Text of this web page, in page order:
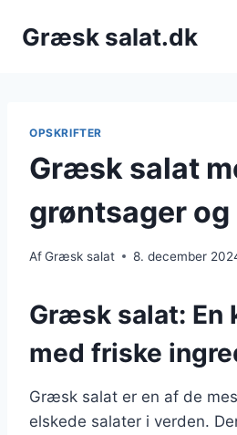
Græsk salat.dk
OPSKRIFTER
Græsk salat
grøntsager
AfGræsk salat 8. december
Græsk salat: En
med friske
Græsk salat er en af de
elskede salater i verden.